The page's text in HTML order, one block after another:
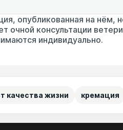
опубликованная на нём,
очной консультации
индивидуально.
качества жизни кремация